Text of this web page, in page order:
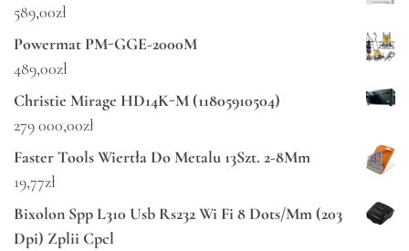
589,00zł
Powermat PM-GGE-2000M
489,00zł
Christie Mirage HD14K-M (11805910504)
279 000,00zł
Faster Tools Wiertła Do Metalu 13Szt. 2-8Mm
19,77zł
Bixolon Spp L310 Usb Rs232 Wi Fi 8 Dots/Mm (203
Dpi) Zplii Cpcl